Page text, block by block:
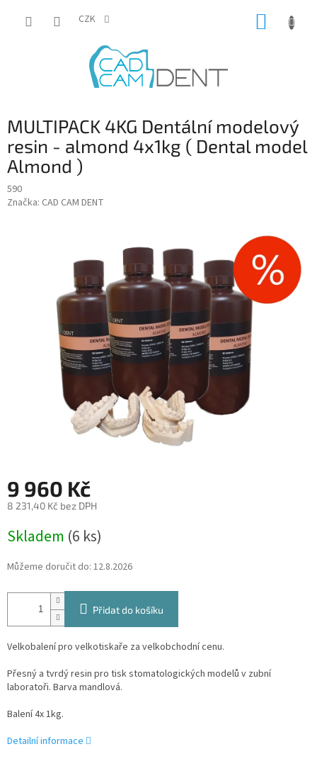
CZK
MULTIPACK 4KG Dentální modelový
resin - almond 4x1kg ( Dental model
Almond )
590
Značka: CAD CAM DENT
9 960 Kč
8 231,40 Kč bez DPH
cena:
Skladem (6 ks)
Můžeme doručit do: 12.8.2026
Přidat do košíku
Velkobalení pro velkotiskaře za velkobchodní cenu.
Přesný a tvrdý resin pro tisk stomatologických modelů v zubní
laboratoři. Barva mandlová.
Balení 4x 1kg.
Detailní informace